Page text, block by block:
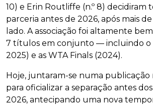
10) e Erin Routliffe (n.º 8) decidiram
parceria antes de 2026, após mais
lado. A associação foi altamente
7 títulos em conjunto — incluindo o
2025) e as WTA Finals (2024).
Hoje, juntaram-se numa publicação
para oficializar a separação antes
2026, antecipando uma nova